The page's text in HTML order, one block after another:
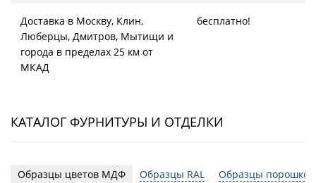
Доставка в Москву, Клин,
Люберцы, Дмитров, Мытищи и
города в пределах 25 км от
МКАД
бесплатно!
КАТАЛОГ ФУРНИТУРЫ И ОТДЕЛКИ
Образцы цветов МДФ Образцы RAL Образцы